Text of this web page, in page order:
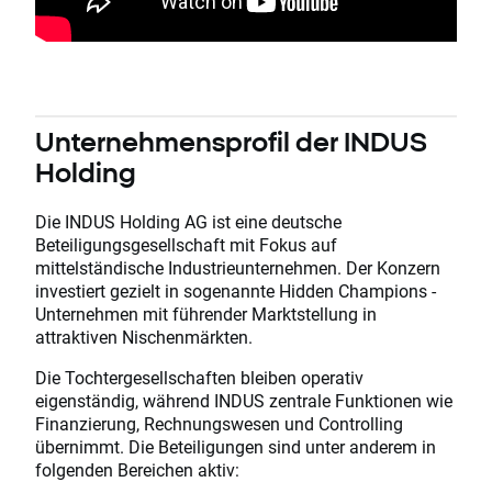
Unternehmensprofil der INDUS
Holding
Die INDUS Holding AG ist eine deutsche
Beteiligungsgesellschaft mit Fokus auf
mittelständische Industrieunternehmen. Der Konzern
investiert gezielt in sogenannte Hidden Champions -
Unternehmen mit führender Marktstellung in
attraktiven Nischenmärkten.
Die Tochtergesellschaften bleiben operativ
eigenständig, während INDUS zentrale Funktionen wie
Finanzierung, Rechnungswesen und Controlling
übernimmt. Die Beteiligungen sind unter anderem in
folgenden Bereichen aktiv: